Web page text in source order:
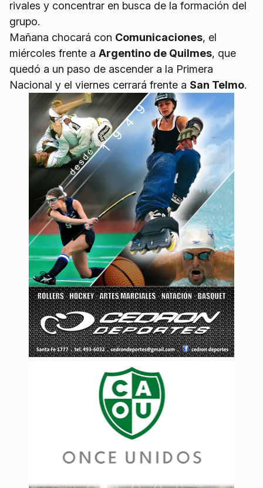
rivales y concentrar en busca de la formación del
grupo.
Mañana chocará con Comunicaciones, el
miércoles frente a Argentino de Quilmes, que
quedó a un paso de ascender a la Primera
Nacional y el viernes cerrará frente a San Telmo.